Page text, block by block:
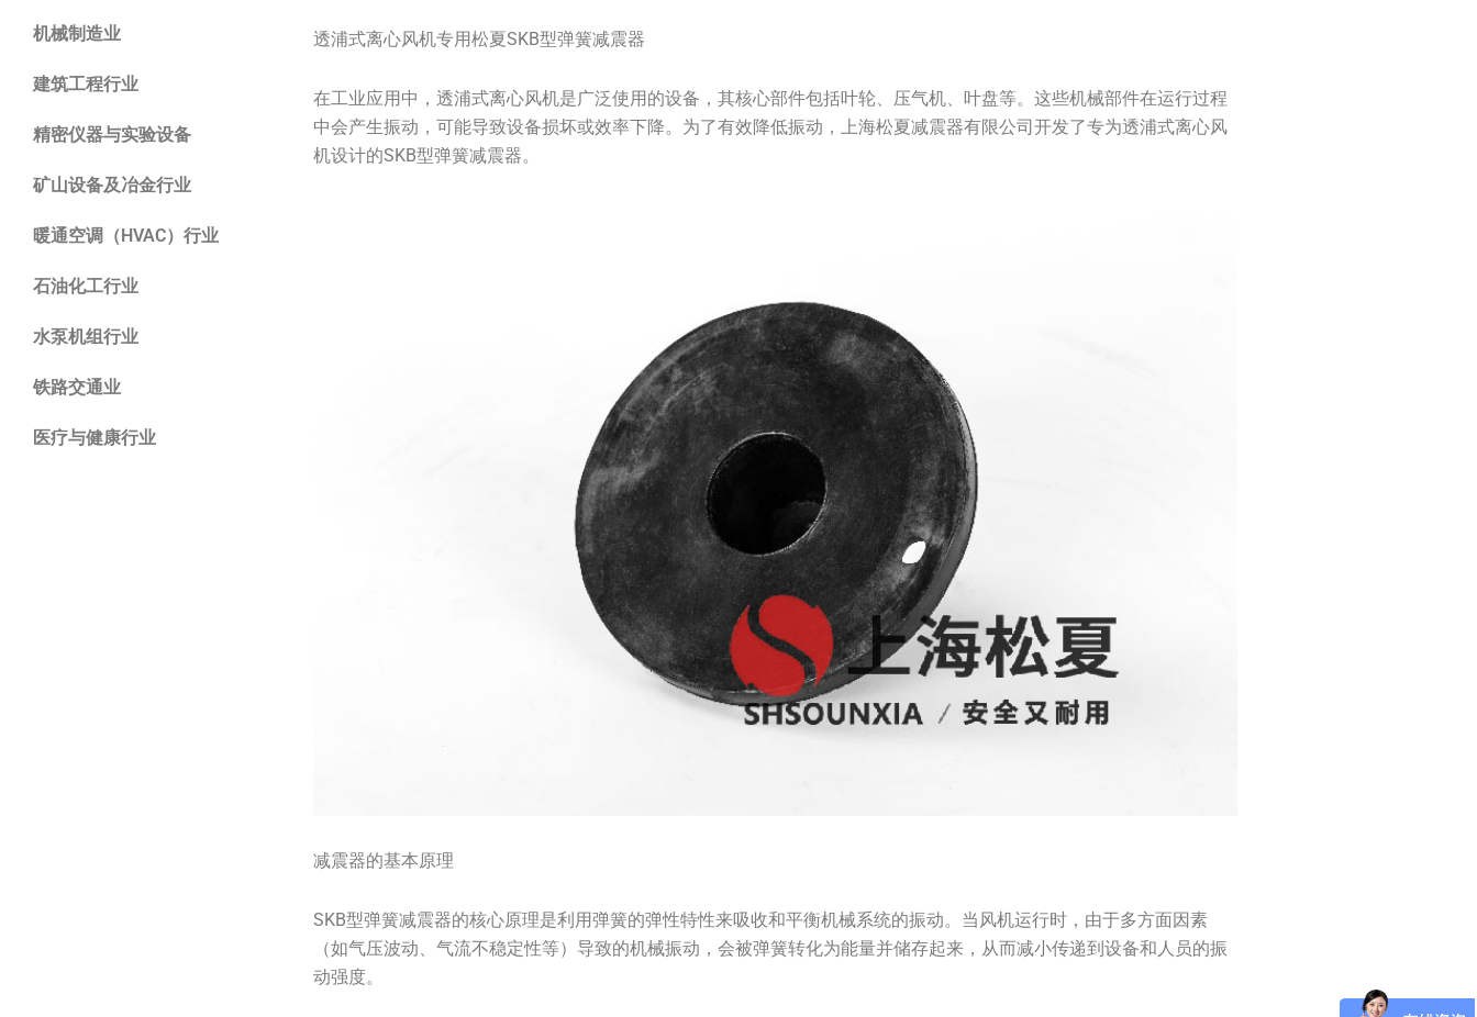
机械制造业
建筑工程行业
精密仪器与实验设备
矿山设备及冶金行业
暖通空调（HVAC）行业
石油化工行业
水泵机组行业
铁路交通业
医疗与健康行业
透浦式离心风机专用松夏SKB型弹簧减震器
在工业应用中，透浦式离心风机是广泛使用的设备，其核心部件包括叶轮、压气机、叶盘等。这些机械部件在运行过程
中会产生振动，可能导致设备损坏或效率下降。为了有效降低振动，上海松夏减震器有限公司开发了专为透浦式离心风
机设计的SKB型弹簧减震器。
减震器的基本原理
SKB型弹簧减震器的核心原理是利用弹簧的弹性特性来吸收和平衡机械系统的振动。当风机运行时，由于多方面因素
（如气压波动、气流不稳定性等）导致的机械振动，会被弹簧转化为能量并储存起来，从而减小传递到设备和人员的振
动强度。